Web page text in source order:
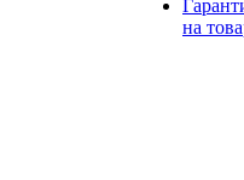
на